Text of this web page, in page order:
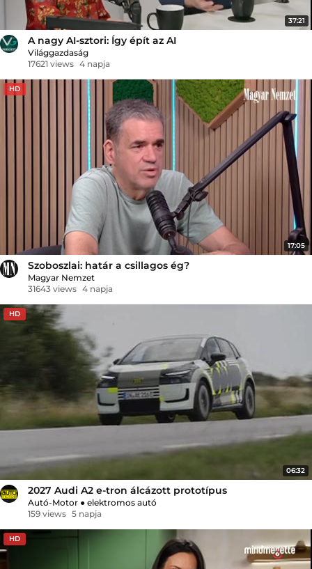
37:21
A nagy AI-sztori: Így épít az AI
Világgazdaság
17621 views 4 napja
HD
17:05
Szoboszlai: határ a csillagos ég?
Magyar Nemzet
31643 views 4 napja
HD
06:32
2027 Audi A2 e-tron álcázott prototípus
Autó-Motor ● elektromos autó
159 views 5 napja
HD